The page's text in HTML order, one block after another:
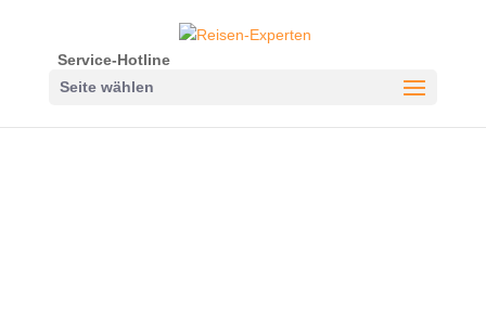
Service-Hotline
Seite wählen